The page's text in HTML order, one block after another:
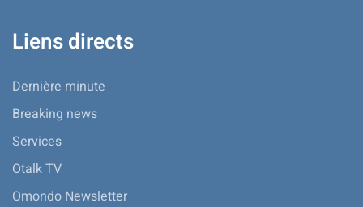
Liens directs
Dernière minute
Breaking news
Services
Otalk TV
Omondo Newsletter